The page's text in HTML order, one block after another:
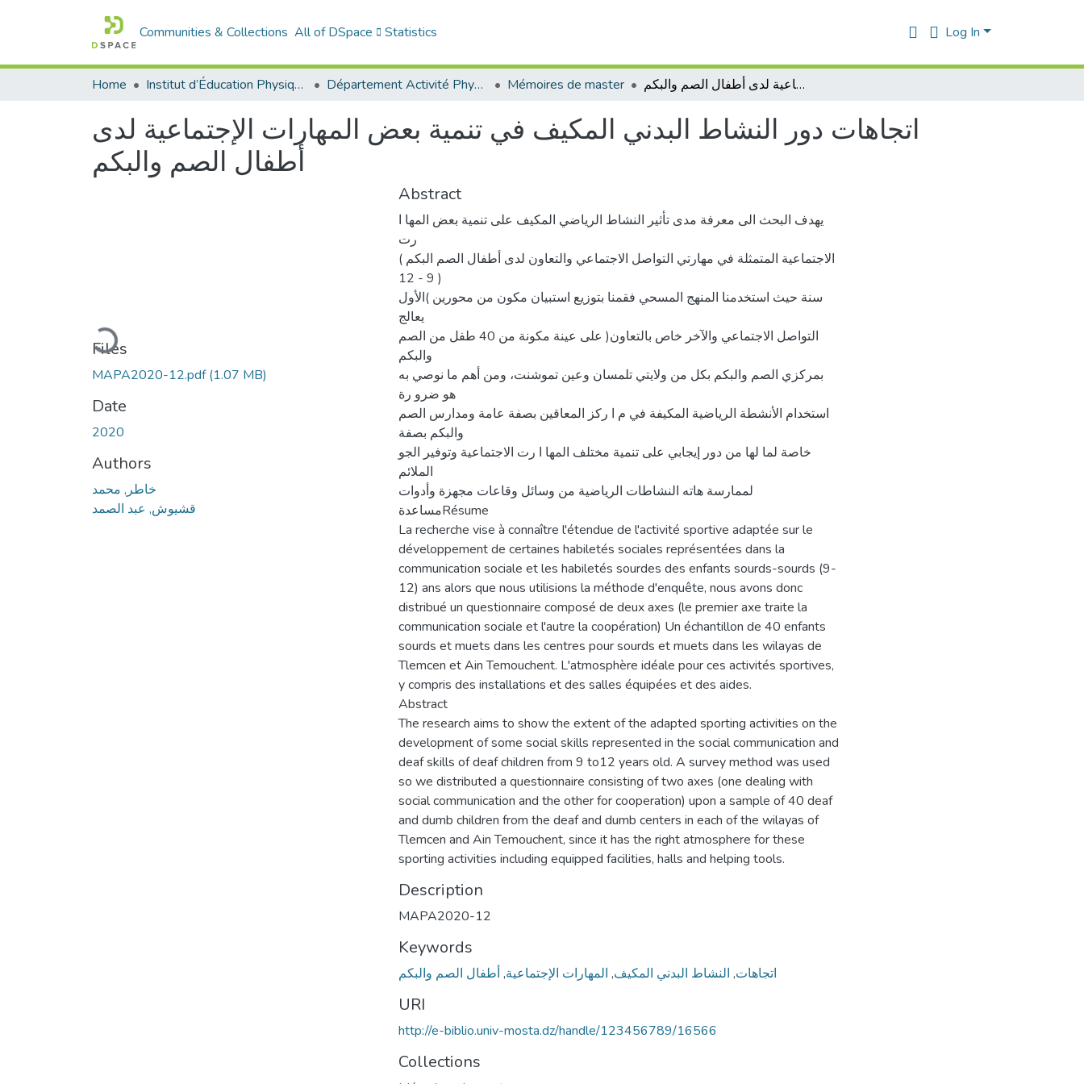
Communities & Collections All of DSpace Statistics Log In
Home Institut d’Éducation Physique et Sportive Département Activité Physique Adaptée (APA) Mémoires de master اتجاهات دور النشاط البدني المكيف في تنمية بعض المهارات الإجتماعية لدى أطفال الصم والبكم
اتجاهات دور النشاط البدني المكيف في تنمية بعض المهارات الإجتماعية لدى
أطفال الصم والبكم
Loading...
Files
MAPA2020-12.pdf(1.07 MB)
Date
2020
Authors
خاطر, محمد
قشيوش, عبد الصمد
Abstract
يهدف البحث الى معرفة مدى تأثير النشاط الرياضي المكيف على تنمية بعض المها ا
رت
الاجتماعية المتمثلة في مهارتي التواصل الاجتماعي والتعاون لدى أطفال الصم البكم )
9 - 12 )
سنة حيث استخدمنا المنهج المسحي فقمنا بتوزيع استبيان مكون من محورين )الأول
يعالج
التواصل الاجتماعي والآخر خاص بالتعاون( على عينة مكونة من 40 طفل من الصم
والبكم
بمركزي الصم والبكم بكل من ولايتي تلمسان وعين تموشنت، ومن أهم ما نوصي به
هو ضرو رة
استخدام الأنشطة الرياضية المكيفة في م ا ركز المعاقين بصفة عامة ومدارس الصم
والبكم بصفة
خاصة لما لها من دور إيجابي على تنمية مختلف المها ا رت الاجتماعية وتوفير الجو
الملائم
لممارسة هاته النشاطات الرياضية من وسائل وقاعات مجهزة وأدوات
مساعدةRésume
La recherche vise à connaître l'étendue de l'activité sportive adaptée sur le
développement de certaines habiletés sociales représentées dans la
communication sociale et les habiletés sourdes des enfants sourds-sourds (9-
12) ans alors que nous utilisions la méthode d'enquête, nous avons donc
distribué un questionnaire composé de deux axes (le premier axe traite la
communication sociale et l'autre la coopération) Un échantillon de 40 enfants
sourds et muets dans les centres pour sourds et muets dans les wilayas de
Tlemcen et Ain Temouchent. L'atmosphère idéale pour ces activités sportives,
y compris des installations et des salles équipées et des aides.
Abstract
The research aims to show the extent of the adapted sporting activities on the
development of some social skills represented in the social communication and
deaf skills of deaf children from 9 to12 years old. A survey method was used
so we distributed a questionnaire consisting of two axes (one dealing with
social communication and the other for cooperation) upon a sample of 40 deaf
and dumb children from the deaf and dumb centers in each of the wilayas of
Tlemcen and Ain Temouchent, since it has the right atmosphere for these
sporting activities including equipped facilities, halls and helping tools.
Description
MAPA2020-12
Keywords
اتجاهات, النشاط البدني المكيف, المهارات الإجتماعية, أطفال الصم والبكم
URI
http://e-biblio.univ-mosta.dz/handle/123456789/16566
Collections